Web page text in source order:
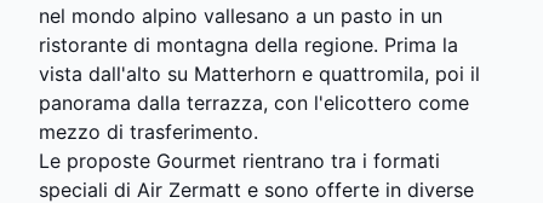
nel mondo alpino vallesano a un pasto in un
ristorante di montagna della regione. Prima la
vista dall'alto su Matterhorn e quattromila, poi il
panorama dalla terrazza, con l'elicottero come
mezzo di trasferimento.
Le proposte Gourmet rientrano tra i formati
speciali di Air Zermatt e sono offerte in diverse